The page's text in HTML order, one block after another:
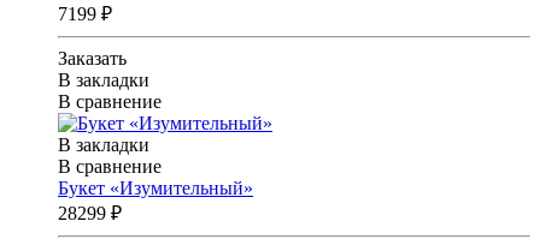
7199 ₽
Заказать
В закладки
В сравнение
В закладки
В сравнение
Букет «Изумительный»
28299 ₽